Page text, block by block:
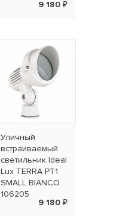
9 180 ₽
Уличный
встраиваемый
светильник Ideal
Lux TERRA PT1
SMALL BIANCO
106205
9 180 ₽